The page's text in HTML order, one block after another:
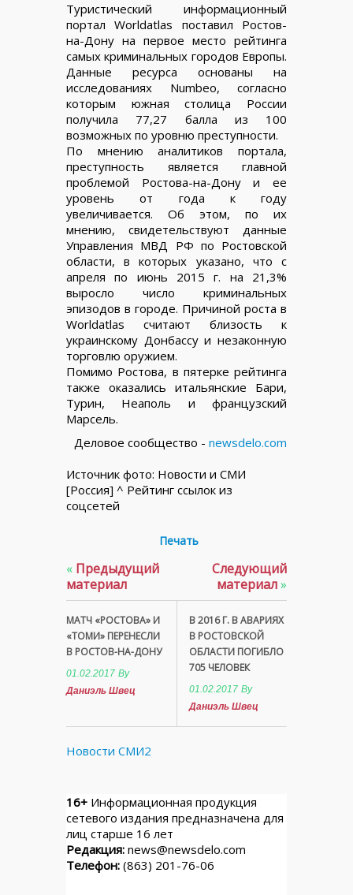
Туристический информационный
портал Worldatlas поставил Ростов-
на-Дону на первое место рейтинга
самых криминальных городов Европы.
Данные ресурса основаны на
исследованиях Numbeo, согласно
которым южная столица России
получила 77,27 балла из 100
возможных по уровню преступности.
По мнению аналитиков портала,
преступность является главной
проблемой Ростова-на-Дону и ее
уровень от года к году
увеличивается. Об этом, по их
мнению, свидетельствуют данные
Управления МВД РФ по Ростовской
области, в которых указано, что с
апреля по июнь 2015 г. на 21,3%
выросло число криминальных
эпизодов в городе. Причиной роста в
Worldatlas считают близость к
украинскому Донбассу и незаконную
торговлю оружием.
Помимо Ростова, в пятерке рейтинга
также оказались итальянские Бари,
Турин, Неаполь и французский
Марсель.
Деловое сообщество - newsdelo.com
Источник фото: Новости и СМИ
[Россия] ^ Рейтинг ссылок из
соцсетей
Печать
« Предыдущий
материал
МАТЧ «РОСТОВА» И
«ТОМИ» ПЕРЕНЕСЛИ
В РОСТОВ-НА-ДОНУ
01.02.2017 By
Даниэль Швец
Следующий
материал»
В 2016 Г. В АВАРИЯХ
В РОСТОВСКОЙ
ОБЛАСТИ ПОГИБЛО
705 ЧЕЛОВЕК
01.02.2017 By
Даниэль Швец
Новости СМИ2
16+ Информационная продукция
сетевого издания предназначена для
лиц старше 16 лет
Редакция: news@newsdelo.com
Телефон: (863) 201-76-06